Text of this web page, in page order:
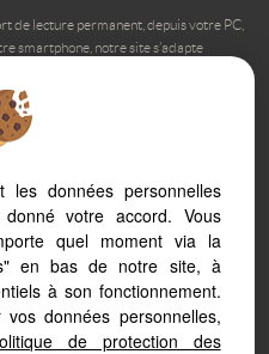
de lecture permanent, depuis votre PC,
smartphone, notre site s’adapte
site internet immobilier
site immobilier
les données personnelles
votre accord. Vous
quel moment via la
en bas de notre site, à
à son fonctionnement.
données personnelles,
de protection des